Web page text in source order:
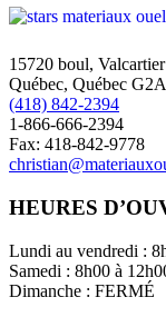
15720 boul, Valcartier
Québec, Québec
(418) 842-2394
1-866-666-2394
Fax: 418-842-9778
HEURES
Lundi au vendredi :
Samedi : 8h00 à
Dimanche : FERMÉ